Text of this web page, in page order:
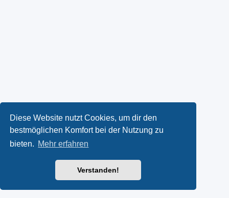
Diese Website nutzt Cookies, um dir den
bestmöglichen Komfort bei der Nutzung zu
bieten. Mehr erfahren
Verstanden!